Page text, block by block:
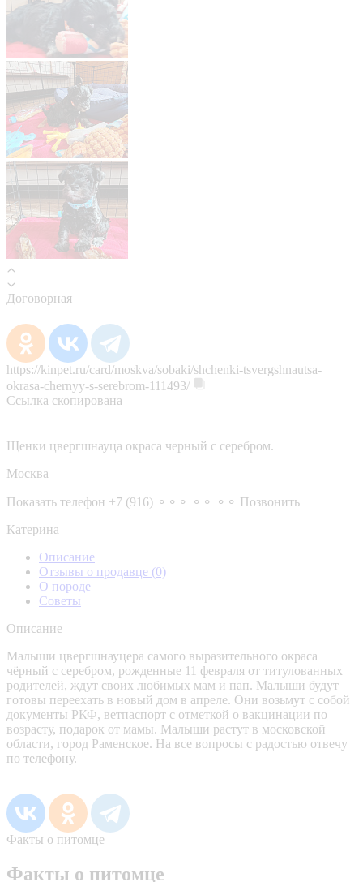
Договорная
https://kinpet.ru/card/moskva/sobaki/shchenki-tsvergshnautsa-
okrasa-chernyy-s-serebrom-111493/
Ссылка скопирована
Щенки цвергшнауца окраса черный с серебром.
Москва
Показать телефон +7 (916) ⚬⚬⚬ ⚬⚬ ⚬⚬ Позвонить
Катерина
Описание
Отзывы о продавце (0)
О породе
Советы
Описание
Малыши цвергшнауцера самого выразительного окраса
чёрный с серебром, рожденные 11 февраля от титулованных
родителей, ждут своих любимых мам и пап. Малыши будут
готовы переехать в новый дом в апреле. Они возьмут с собой
документы РКФ, ветпаспорт с отметкой о вакцинации по
возрасту, подарок от мамы. Малыши растут в московской
области, город Раменское. На все вопросы с радостью отвечу
по телефону.
Факты о питомце
Факты о питомце